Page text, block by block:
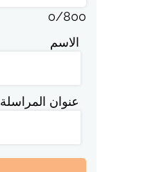
0/800
الاسم
عنوان المراسلة